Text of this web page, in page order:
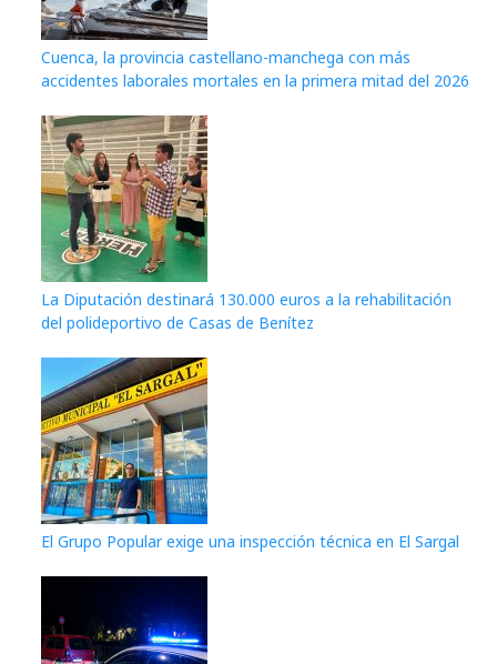
Cuenca, la provincia castellano-manchega con más
accidentes laborales mortales en la primera mitad del 2026
La Diputación destinará 130.000 euros a la rehabilitación
del polideportivo de Casas de Benítez
El Grupo Popular exige una inspección técnica en El Sargal